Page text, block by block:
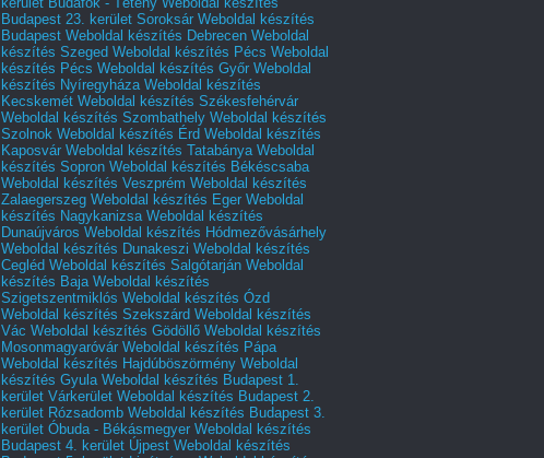
Budapest 23. kerület Soroksár Weboldal készítés
Budapest Weboldal készítés Debrecen Weboldal
készítés Szeged Weboldal készítés Pécs Weboldal
készítés Pécs Weboldal készítés Győr Weboldal
készítés Nyíregyháza Weboldal készítés
Kecskemét Weboldal készítés Székesfehérvár
Weboldal készítés Szombathely Weboldal készítés
Szolnok Weboldal készítés Érd Weboldal készítés
Kaposvár Weboldal készítés Tatabánya Weboldal
készítés Sopron Weboldal készítés Békéscsaba
Weboldal készítés Veszprém Weboldal készítés
Zalaegerszeg Weboldal készítés Eger Weboldal
készítés Nagykanizsa Weboldal készítés
Dunaújváros Weboldal készítés Hódmezővásárhely
Weboldal készítés Dunakeszi Weboldal készítés
Cegléd Weboldal készítés Salgótarján Weboldal
készítés Baja Weboldal készítés
Szigetszentmiklós Weboldal készítés Ózd
Weboldal készítés Szekszárd Weboldal készítés
Vác Weboldal készítés Gödöllő Weboldal készítés
Mosonmagyaróvár Weboldal készítés Pápa
Weboldal készítés Hajdúböszörmény Weboldal
készítés Gyula Weboldal készítés Budapest 1.
kerület Várkerület Weboldal készítés Budapest 2.
kerület Rózsadomb Weboldal készítés Budapest 3.
kerület Óbuda - Békásmegyer Weboldal készítés
Budapest 4. kerület Újpest Weboldal készítés